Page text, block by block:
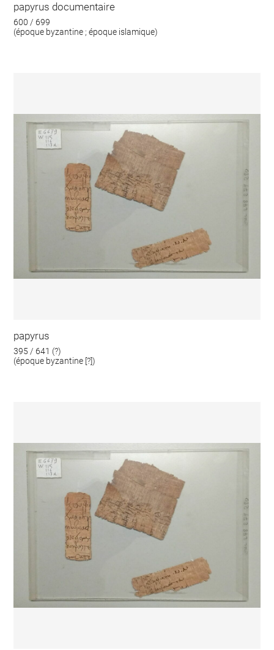
papyrus documentaire
600 / 699
(époque byzantine ; époque islamique)
papyrus
395 / 641 (?)
(époque byzantine [?])